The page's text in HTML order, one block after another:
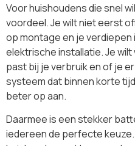
Voor huishoudens die snel
voordeel. Je wilt niet eerst
op montage en je verdiepen
elektrische installatie. Je
past bij je verbruik en of je
systeem dat binnen korte
beter op aan.
Daarmee is een stekker
iedereen de perfecte